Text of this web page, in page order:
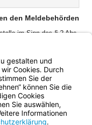
den Meldebehörden
im Sinn des § 2 Abs.
Bayern für das